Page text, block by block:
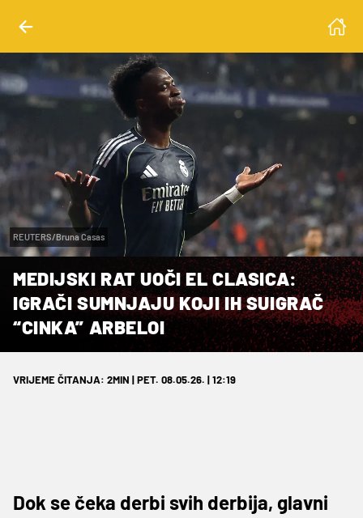
REUTERS/Bruna Casas
MEDIJSKI RAT UOČI EL CLASICA:
IGRAČI SUMNJAJU KOJI IH SUIGRAČ
“CINKA” ARBELOI
VRIJEME ČITANJA: 2MIN | PET. 08.05.26. | 12:19
Dok se čeka derbi svih derbija, glavni